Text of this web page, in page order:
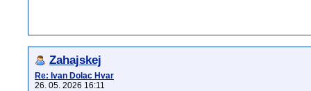
Zahajskej
Re: Ivan Dolac Hvar
26. 05. 2026 16:11